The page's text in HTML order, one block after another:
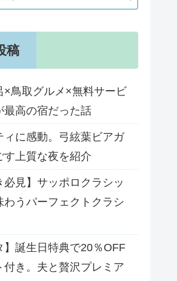
稿
×鳥取グルメ×無料サービ
最高の宿だった話
ィに感動。弓絃葉ビアガ
す上質な夜を紹介
必見】サッポロクラシッ
わうパーフェクトクラシ
】誕生日特典で20％OFF
付き。夫と贅沢プレミア